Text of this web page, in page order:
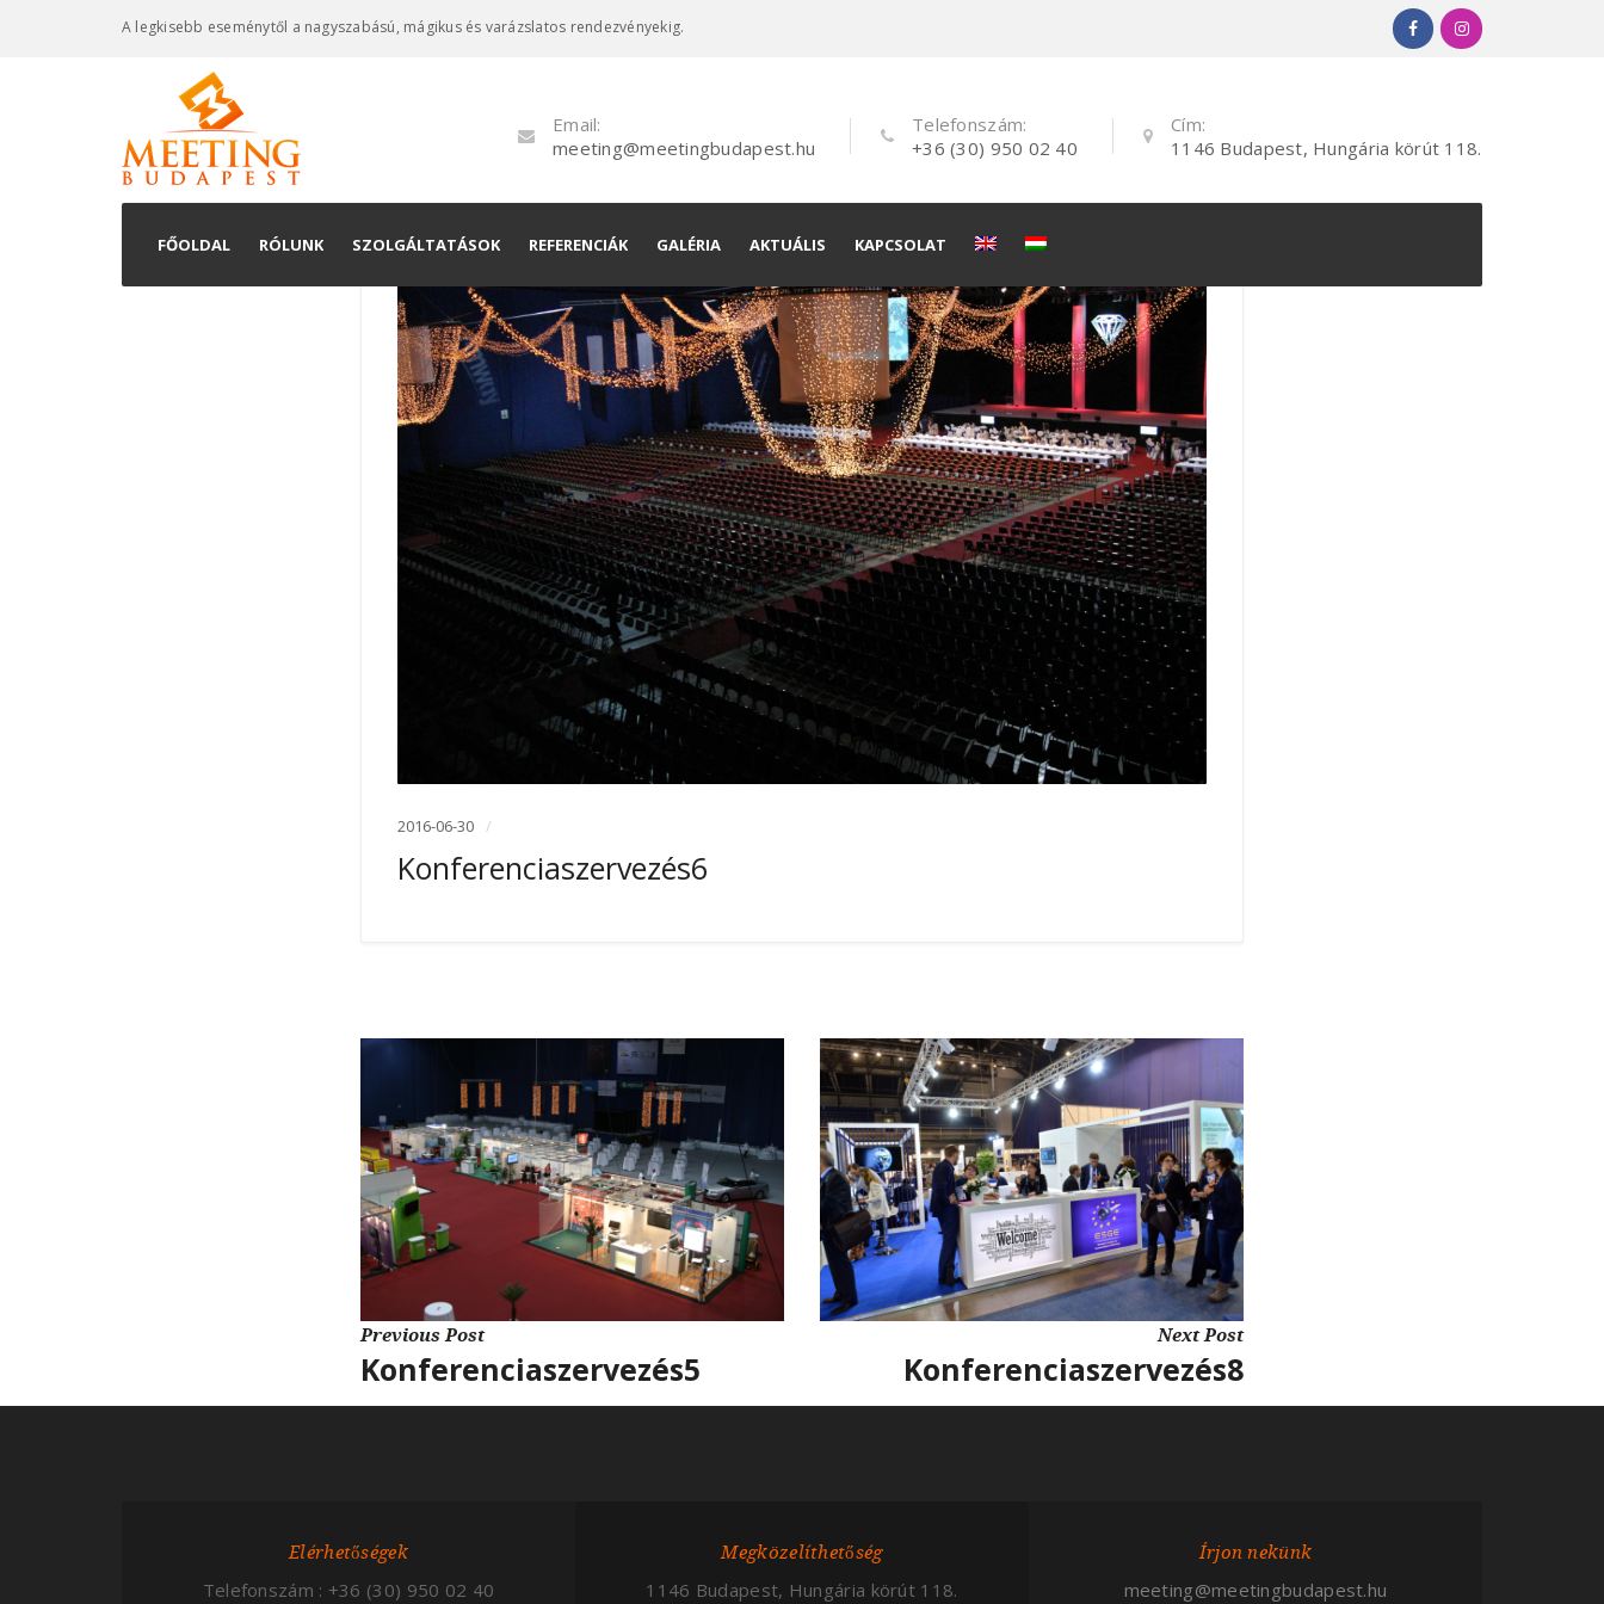
A legkisebb eseménytől a nagyszabású, mágikus és varázslatos rendezvényekig.
Email:
meeting@meetingbudapest.hu
Telefonszám:
+36 (30) 950 02 40
Cím:
1146 Budapest, Hungária körút 118.
FŐOLDAL RÓLUNK SZOLGÁLTATÁSOK
Konferenciaszervezés
Kiállításkivitelezés
Rendezvényszervezés
REFERENCIÁK GALÉRIA AKTUÁLIS KAPCSOLAT
2016-06-30
Konferenciaszervezés6
Previous Post
Konferenciaszervezés5
Next Post
Konferenciaszervezés8
Elérhetőségek
Telefonszám : +36 (30) 950 02 40
Megközelíthetőség
1146 Budapest, Hungária körút 118.
Írjon nekünk
meeting@meetingbudapest.hu